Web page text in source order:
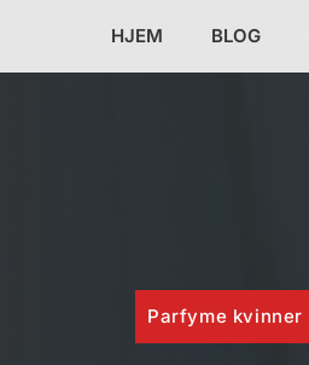
HJEM BLOG
Parfyme kvinner